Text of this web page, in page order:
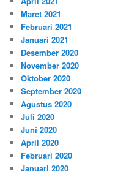
Maret 2021
Februari 2021
Januari 2021
Desember 2020
November 2020
Oktober 2020
September 2020
Agustus 2020
Juli 2020
Juni 2020
April 2020
Februari 2020
Januari 2020